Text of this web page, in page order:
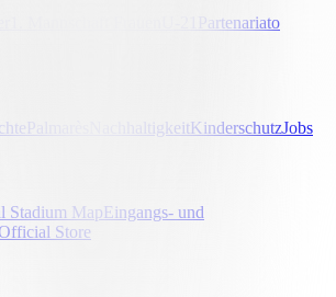
Partenariato
Palmarès NachhaltigkeitKinderschutzJobs
Stadium MapEingangs- und
Store